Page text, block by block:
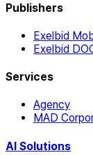
Publishers
Exelbid
Exelbid
Services
Agency
MAD
AI Solutions